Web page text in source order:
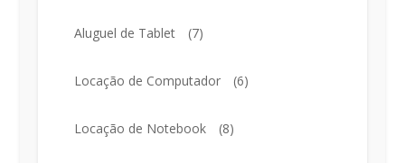
Aluguel de Tablet (7)
Locação de Computador (6)
Locação de Notebook (8)